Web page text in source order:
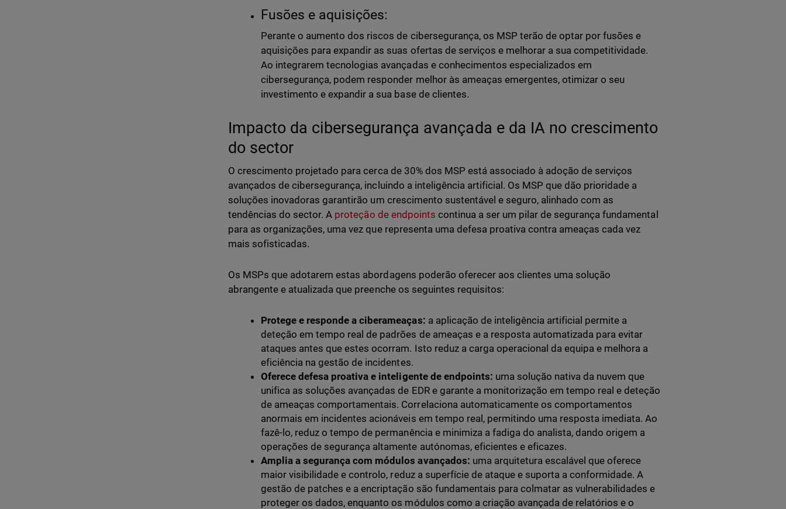
Fusões e aquisições:
Perante o aumento dos riscos de cibersegurança, os MSP terão de optar por fusões e
aquisições para expandir as suas ofertas de serviços e melhorar a sua competitividade.
Ao integrarem tecnologias avançadas e conhecimentos especializados em
cibersegurança, podem responder melhor às ameaças emergentes, otimizar o seu
investimento e expandir a sua base de clientes.
Impacto da cibersegurança avançada e da IA no crescimento
do sector
O crescimento projetado para cerca de 30% dos MSP está associado à adoção de serviços
avançados de cibersegurança, incluindo a inteligência artificial. Os MSP que dão prioridade a
soluções inovadoras garantirão um crescimento sustentável e seguro, alinhado com as
tendências do sector. A proteção de endpoints continua a ser um pilar de segurança fundamental
para as organizações, uma vez que representa uma defesa proativa contra ameaças cada vez
mais sofisticadas.
Os MSPs que adotarem estas abordagens poderão oferecer aos clientes uma solução
abrangente e atualizada que preenche os seguintes requisitos:
Protege e responde a ciberameaças: a aplicação de inteligência artificial permite a
deteção em tempo real de padrões de ameaças e a resposta automatizada para evitar
ataques antes que estes ocorram. Isto reduz a carga operacional da equipa e melhora a
eficiência na gestão de incidentes.
Oferece defesa proativa e inteligente de endpoints: uma solução nativa da nuvem que
unifica as soluções avançadas de EDR e garante a monitorização em tempo real e deteção
de ameaças comportamentais. Correlaciona automaticamente os comportamentos
anormais em incidentes acionáveis em tempo real, permitindo uma resposta imediata. Ao
fazê-lo, reduz o tempo de permanência e minimiza a fadiga do analista, dando origem a
operações de segurança altamente autónomas, eficientes e eficazes.
Amplia a segurança com módulos avançados: uma arquitetura escalável que oferece
maior visibilidade e controlo, reduz a superfície de ataque e suporta a conformidade. A
gestão de patches e a encriptação são fundamentais para colmatar as vulnerabilidades e
proteger os dados, enquanto os módulos como a criação avançada de relatórios e o